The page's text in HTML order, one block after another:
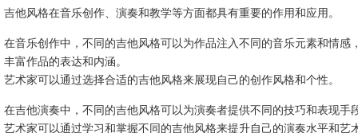
吉他风格在音乐创作、演奏和教学等方面都具有重要的作用和应用。
在音乐创作中，不同的吉他风格可以为作品注入不同的音乐元素和情感
丰富作品的表达和内涵。
艺术家可以通过选择合适的吉他风格来展现自己的创作风格和个性。
在吉他演奏中，不同的吉他风格可以为演奏者提供不同的技巧和表现手
艺术家可以通过学习和掌握不同的吉他风格来提升自己的演奏水平和艺